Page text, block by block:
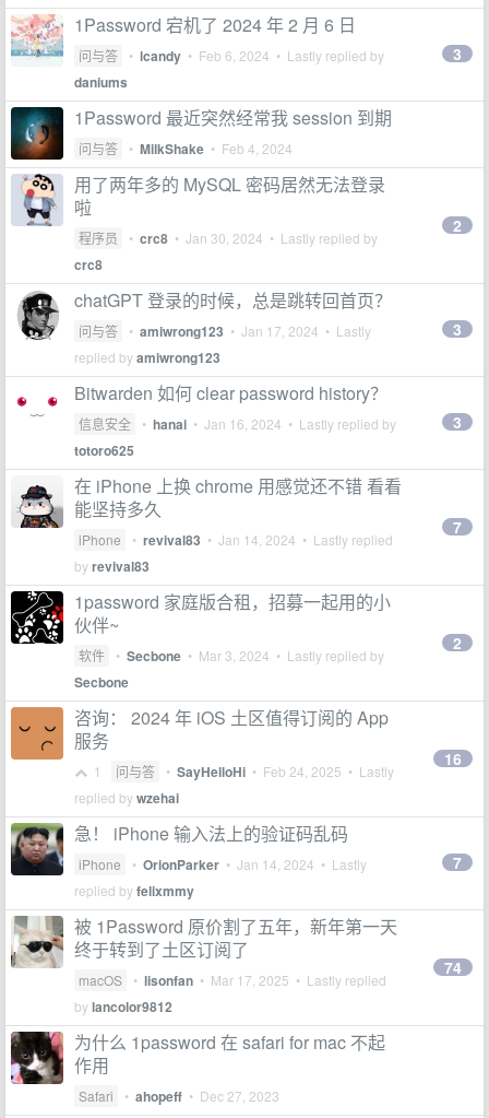
1Password 宕机了 2024 年 2 月 6 日
问与答 • lcandy • Feb 6, 2024 • Lastly replied by
daniums
3
1Password 最近突然经常我 session 到期
问与答 • MilkShake • Feb 4, 2024
用了两年多的 MySQL 密码居然无法登录
啦
程序员 • crc8 • Jan 30, 2024 • Lastly replied by
crc8
2
chatGPT 登录的时候，总是跳转回首页？
问与答 • amiwrong123 • Jan 17, 2024 • Lastly
replied byamiwrong123
3
Bitwarden 如何 clear password history？
信息安全 • hanai • Jan 16, 2024 • Lastly replied by
totoro625
3
在 iPhone 上换 chrome 用感觉还不错 看看
能坚持多久
iPhone • revival83 • Jan 14, 2024 • Lastly replied
byrevival83
7
1password 家庭版合租，招募一起用的小
伙伴~
软件 • Secbone • Mar 3, 2024 • Lastly replied by
Secbone
2
咨询： 2024 年 iOS 土区值得订阅的 App
服务
1 问与答 • SayHelloHi • Feb 24, 2025 • Lastly
replied bywzehai
16
急！ iPhone 输入法上的验证码乱码
iPhone • OrionParker • Jan 14, 2024 • Lastly
replied byfelixmmy
7
被 1Password 原价割了五年，新年第一天
终于转到了土区订阅了
macOS • lisonfan • Mar 17, 2025 • Lastly replied
bylancolor9812
74
为什么 1password 在 safari for mac 不起
作用
Safari • ahopeff • Dec 27, 2023